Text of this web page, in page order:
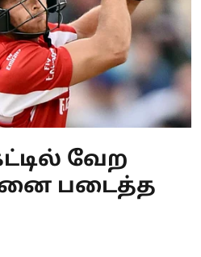
வேற
படைத்த